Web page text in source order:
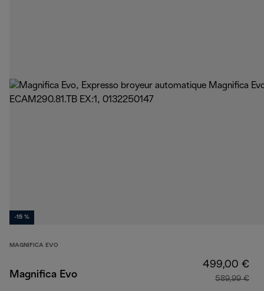
-15 %
MAGNIFICA EVO
Magnifica Evo
499,00 €
589,99 €